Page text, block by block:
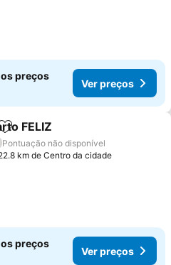
preços
Ver preços
Adicionar aos favoritos
FELIZ
Pontuação não disponível
km de Centro da cidade
preços
Ver preços